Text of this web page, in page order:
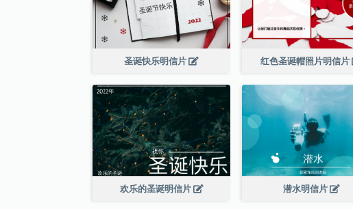
圣诞快乐明信片 红色圣诞帽照片明信片
欢乐的圣诞明信片 潜水明信片